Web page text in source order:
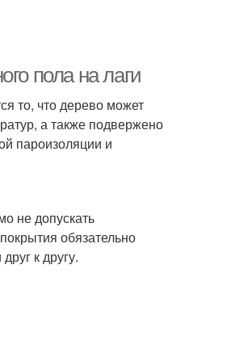
пола на лаги
то, что дерево может
а также подвержено
пароизоляции и
не допускать
обязательно
к другу.